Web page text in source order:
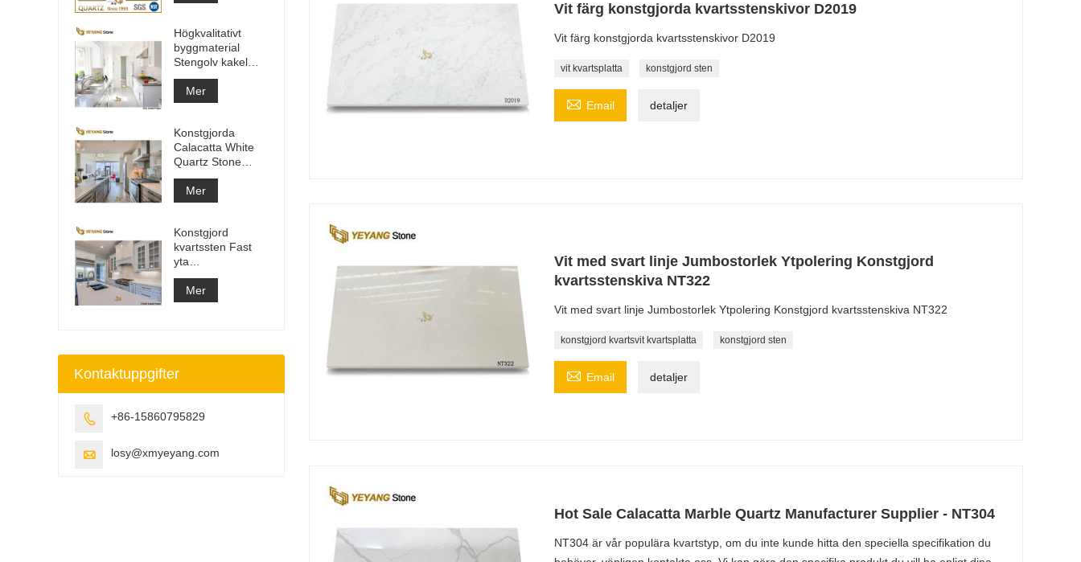
Vit färg konstgjorda kvartsstenskivor D2019
Vit färg konstgjorda kvartsstenskivor D2019
vit kvartsplatta konstgjord sten
 Email detaljer
Vit med svart linje Jumbostorlek Ytpolering Konstgjord
kvartsstenskiva NT322
Vit med svart linje Jumbostorlek Ytpolering Konstgjord kvartsstenskiva NT322
konstgjord kvartsvit kvartsplatta konstgjord sten
 Email detaljer
Hot Sale Calacatta Marble Quartz Manufacturer Supplier - NT304
NT304 är vår populära kvartstyp, om du inte kunde hitta den speciella specifikation du
Högkvalitativt
byggmaterial
Stengolv kakel
ljusgrå projekt
Mer
Konstgjorda
Calacatta White
Quartz Stone
Bänkskiva &
Vanity Top & Work
Top Slab
Mer
Konstgjord
kvartssten Fast
yta
Byggmaterialleverantör
Mer
Kontaktuppgifter
 +86-15860795829
 losy@xmyeyang.com